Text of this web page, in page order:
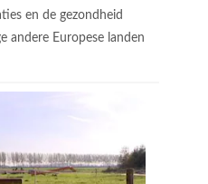
en de gezondheid
andere Europese landen